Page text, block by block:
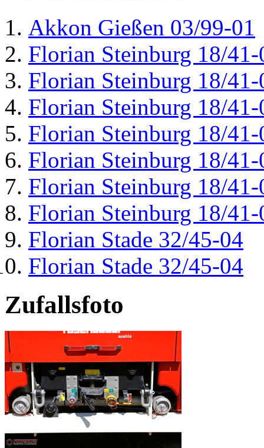
Akkon Gießen 03/99-01
Florian Steinburg 18/41-
Florian Steinburg 18/41-
Florian Steinburg 18/41-
Florian Steinburg 18/41-
Florian Steinburg 18/41-
Florian Steinburg 18/41-
Florian Steinburg 18/41-
Florian Stade 32/45-04
Florian Stade 32/45-04
Zufallsfoto